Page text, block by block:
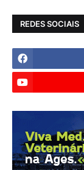
REDES SOCIAIS